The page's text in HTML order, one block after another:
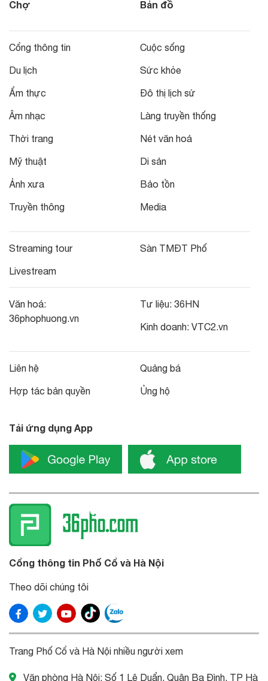
Chợ Bản đồ
Cổng thông tin
Du lịch
Ẩm thực
Âm nhạc
Thời trang
Mỹ thuật
Ảnh xưa
Truyền thông
Cuộc sống
Sức khỏe
Đô thị lịch sử
Làng truyền thống
Nét văn hoá
Di sản
Bảo tồn
Media
Streaming tour
Livestream
Sàn TMĐT Phố
Văn hoá:
36phophuong.vn
Tư liệu: 36HN
Kinh doanh: VTC2.vn
Liên hệ
Hợp tác bản quyền
Quảng bá
Ủng hộ
Tải ứng dụng App
Cổng thông tin Phố Cổ và Hà Nội
Theo dõi chúng tôi
Trang Phố Cổ và Hà Nội nhiều người xem
Văn phòng Hà Nội: Số 1 Lê Duẩn, Quận Ba Đình, TP Hà